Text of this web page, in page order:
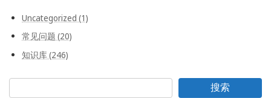
Uncategorized (1)
常见问题 (20)
知识库 (246)
搜索